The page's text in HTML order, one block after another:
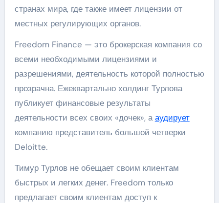
странах мира, где также имеет лицензии от
местных регулирующих органов.
Freedom Finance — это брокерская компания со
всеми необходимыми лицензиями и
разрешениями, деятельность которой полностью
прозрачна. Ежеквартально холдинг Турлова
публикует финансовые результаты
деятельности всех своих «дочек», ааудирует
компанию представитель большой четверки
Deloitte.
Тимур Турлов не обещает своим клиентам
быстрых и легких денег. Freedom только
предлагает своим клиентам доступ к